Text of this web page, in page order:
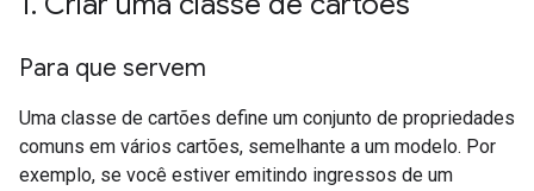
Para que servem
Uma classe de cartões define um conjunto de propriedades
comuns em vários cartões, semelhante a um modelo. Por
exemplo, se você estiver emitindo ingressos de um